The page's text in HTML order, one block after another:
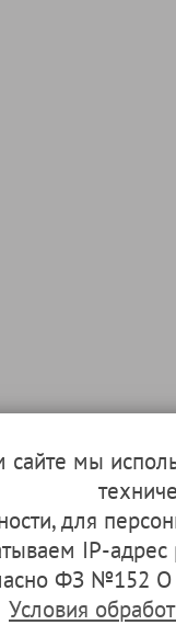
мы
для
IP-
ФЗ №152 О
Условия